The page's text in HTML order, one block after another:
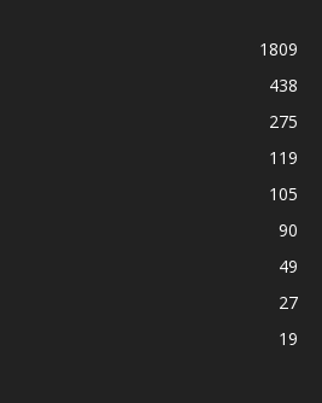
1809
438
275
119
105
90
49
27
19